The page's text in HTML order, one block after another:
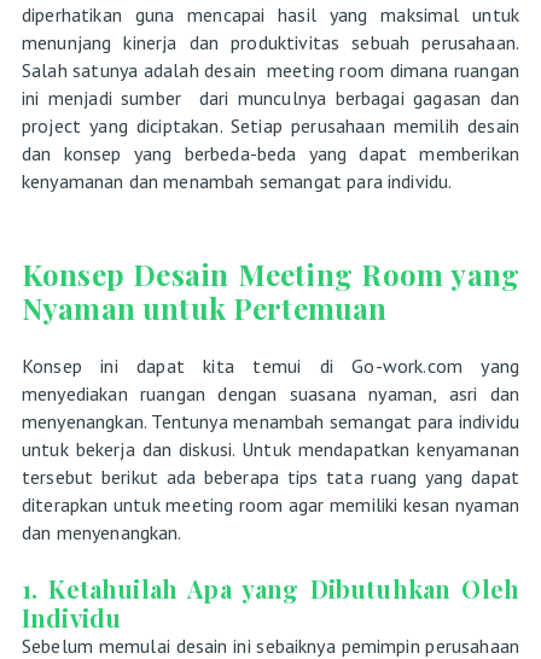
diperhatikan guna mencapai hasil yang maksimal untuk
menunjang kinerja dan produktivitas sebuah perusahaan.
Salah satunya adalah desain meeting room dimana ruangan
ini menjadi sumber dari munculnya berbagai gagasan dan
project yang diciptakan. Setiap perusahaan memilih desain
dan konsep yang berbeda-beda yang dapat memberikan
kenyamanan dan menambah semangat para individu.
Konsep Desain Meeting Room yang
Nyaman untuk Pertemuan
Konsep ini dapat kita temui di Go-work.com yang
menyediakan ruangan dengan suasana nyaman, asri dan
menyenangkan. Tentunya menambah semangat para individu
untuk bekerja dan diskusi. Untuk mendapatkan kenyamanan
tersebut berikut ada beberapa tips tata ruang yang dapat
diterapkan untuk meeting room agar memiliki kesan nyaman
dan menyenangkan.
1. Ketahuilah Apa yang Dibutuhkan Oleh
Individu
Sebelum memulai desain ini sebaiknya pemimpin perusahaan